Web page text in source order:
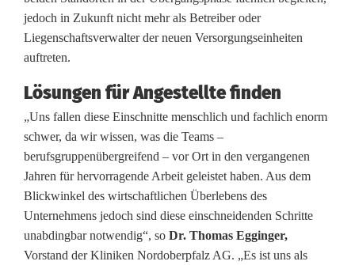
V
o
e
n
s
t
r
a
jedoch in Zukunft nicht mehr als Betreiber oder
Liegenschaftsverwalter der neuen Versorgungseinheiten
auftreten.
Lösungen für Angestellte finden
„Uns fallen diese Einschnitte menschlich und fachlich enorm
schwer, da wir wissen, was die Teams –
berufsgruppenübergreifend – vor Ort in den vergangenen
Jahren für hervorragende Arbeit geleistet haben. Aus dem
Blickwinkel des wirtschaftlichen Überlebens des
Unternehmens jedoch sind diese einschneidenden Schritte
unabdingbar notwendig“, so Dr. Thomas Egginger,
Vorstand der Kliniken Nordoberpfalz AG. „Es ist uns als